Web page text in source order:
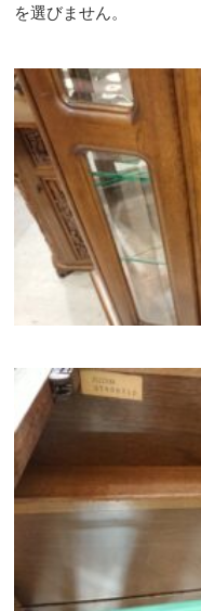
を選びません。